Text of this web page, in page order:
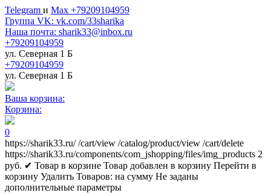
Telegram и Max +79209104959
Группа VK: vk.com/33sharika
Наша почта: sharik33@inbox.ru
+79209104959
ул. Северная 1 Б
+79209104959
ул. Северная 1 Б
Ваша корзина:
Корзина:
0
https://sharik33.ru/ /cart/view /catalog/product/view /cart/delete
https://sharik33.ru/components/com_jshopping/files/img_products 2
руб. ✔ Товар в корзине Товар добавлен в корзину Перейти в
корзину Удалить Товаров: на сумму Не заданы
дополнительные параметры